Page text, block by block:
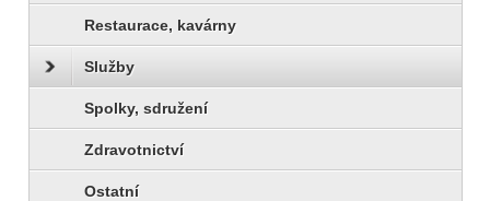
Restaurace, kavárny
Služby
Spolky, sdružení
Zdravotnictví
Ostatní